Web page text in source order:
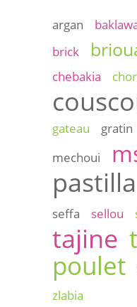
argan
brick
chebakia
gateau gratin
mechoui
pastilla
seffa
sellou
tajine
poulet
zlabia